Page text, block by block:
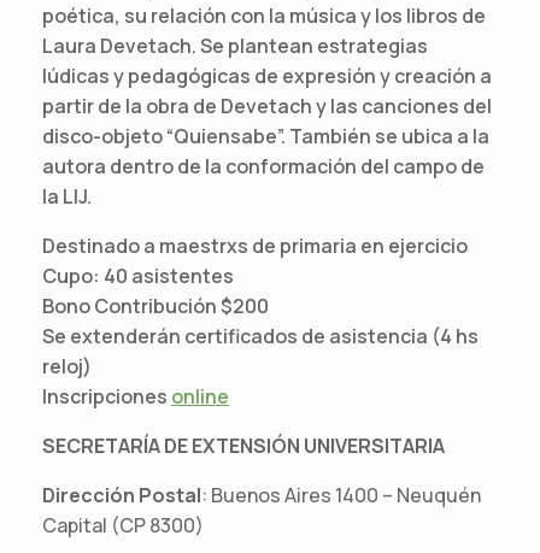
poética, su relación con la música y los libros de
Laura Devetach. Se plantean estrategias
lúdicas y pedagógicas de expresión y creación a
partir de la obra de Devetach y las canciones del
disco-objeto “Quiensabe”. También se ubica a la
autora dentro de la conformación del campo de
la LIJ.
Destinado a maestrxs de primaria en ejercicio
Cupo: 40 asistentes
Bono Contribución $200
Se extenderán certificados de asistencia (4 hs
reloj)
Inscripciones online
SECRETARÍA DE EXTENSIÓN UNIVERSITARIA
Dirección Postal: Buenos Aires 1400 – Neuquén
Capital (CP 8300)